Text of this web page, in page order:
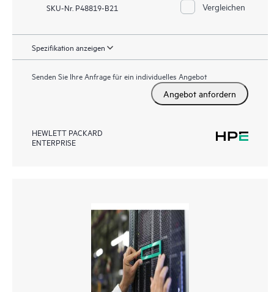
SKU-Nr. P48819-B21 Vergleichen
Spezifikation anzeigen
Senden Sie Ihre Anfrage für ein individuelles Angebot
Angebot anfordern
HEWLETT PACKARD
ENTERPRISE